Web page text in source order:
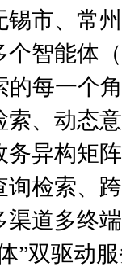
市、常
智能体
每一个
、动态
异构矩
检索、
道多终
”双驱动